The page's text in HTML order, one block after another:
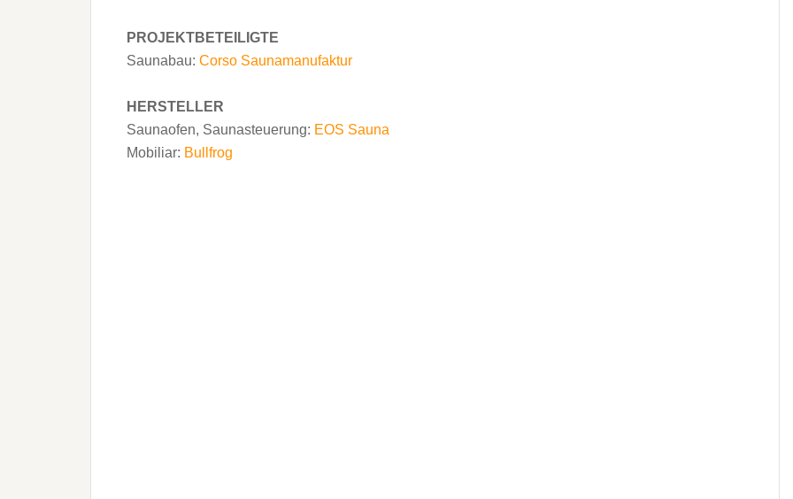
PROJEKTBETEILIGTE
Saunabau: Corso Saunamanufaktur
HERSTELLER
Saunaofen, Saunasteuerung: EOS Sauna
Mobiliar: Bullfrog